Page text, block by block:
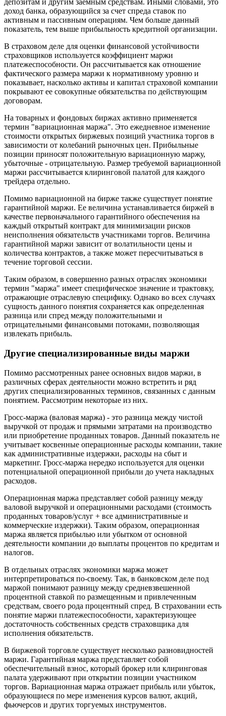
депозитам и другим заемным средствам. Иными словами, это
доход банка, образующийся за счет спреда ставок по
активным и пассивным операциям. Чем больше данный
показатель, тем выше прибыльность кредитной организации.
В страховом деле для оценки финансовой устойчивости
страховщиков используется коэффициент маржи
платежеспособности. Он рассчитывается как отношение
фактического размера маржи к нормативному уровню и
показывает, насколько активы и капитал страховой компании
покрывают ее совокупные обязательства по действующим
договорам.
На товарных и фондовых биржах активно применяется
термин "вариационная маржа". Это ежедневное изменение
стоимости открытых биржевых позиций участника торгов в
зависимости от колебаний рыночных цен. Прибыльные
позиции приносят положительную вариационную маржу,
убыточные - отрицательную. Размер требуемой вариационной
маржи рассчитывается клиринговой палатой для каждого
трейдера отдельно.
Помимо вариационной на бирже также существует понятие
гарантийной маржи. Ее величина устанавливается биржей в
качестве первоначального гарантийного обеспечения на
каждый открытый контракт для минимизации рисков
неисполнения обязательств участниками торгов. Величина
гарантийной маржи зависит от волатильности цены и
количества контрактов, а также может пересчитываться в
течение торговой сессии.
Таким образом, в совершенно разных отраслях экономики
термин "маржа" имеет специфическое значение и трактовку,
отражающие отраслевую специфику. Однако во всех случаях
сущность данного понятия сохраняется как определенная
разница или спред между положительными и
отрицательными финансовыми потоками, позволяющая
извлекать прибыль.
Другие специализированные виды маржи
Помимо рассмотренных ранее основных видов маржи, в
различных сферах деятельности можно встретить и ряд
других специализированных терминов, связанных с данным
понятием. Рассмотрим некоторые из них.
Гросс-маржа (валовая маржа) - это разница между чистой
выручкой от продаж и прямыми затратами на производство
или приобретение проданных товаров. Данный показатель не
учитывает косвенные операционные расходы компании, такие
как административные издержки, расходы на сбыт и
маркетинг. Гросс-маржа нередко используется для оценки
потенциальной операционной прибыли до учета накладных
расходов.
Операционная маржа представляет собой разницу между
валовой выручкой и операционными расходами (стоимость
проданных товаров/услуг + все административные и
коммерческие издержки). Таким образом, операционная
маржа является прибылью или убытком от основной
деятельности компании до выплаты процентов по кредитам и
налогов.
В отдельных отраслях экономики маржа может
интерпретироваться по-своему. Так, в банковском деле под
маржой понимают разницу между средневзвешенной
процентной ставкой по размещенным и привлеченным
средствам, своего рода процентный спред. В страховании есть
понятие маржи платежеспособности, характеризующее
достаточность собственных средств страховщика для
исполнения обязательств.
В биржевой торговле существует несколько разновидностей
маржи. Гарантийная маржа представляет собой
обеспечительный взнос, который брокер или клиринговая
палата удерживают при открытии позиции участником
торгов. Вариационная маржа отражает прибыль или убыток,
образующиеся по мере изменения курсов валют, акций,
фьючерсов и других торгуемых инструментов.